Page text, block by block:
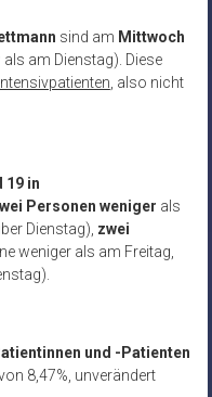
sind am Mittwoch
als am Dienstag). Diese
, also nicht
19 in
Personen weniger als
Dienstag), zwei
weniger als am Freitag,
und -Patienten
8,47%, unverändert